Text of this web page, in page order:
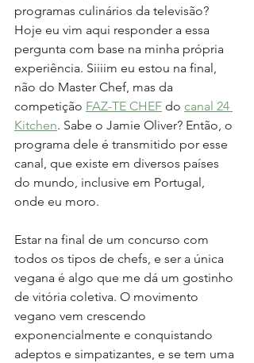
programas culinários da televisão?
Hoje eu vim aqui responder a essa
pergunta com base na minha própria
experiência. Siiiim eu estou na final,
não do Master Chef, mas da
competição FAZ-TE CHEF do canal 24
Kitchen. Sabe o Jamie Oliver? Então, o
programa dele é transmitido por esse
canal, que existe em diversos países
do mundo, inclusive em Portugal,
onde eu moro.
Estar na final de um concurso com
todos os tipos de chefs, e ser a única
vegana é algo que me dá um gostinho
de vitória coletiva. O movimento
vegano vem crescendo
exponencialmente e conquistando
adeptos e simpatizantes, e se tem uma